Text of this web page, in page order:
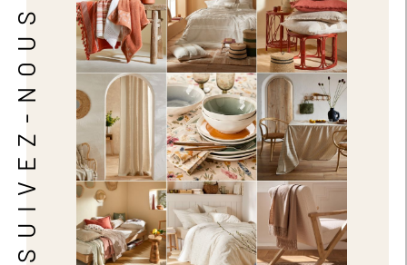
SUIVEZ-NOUS